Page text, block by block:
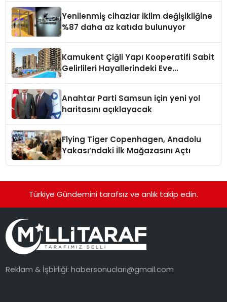
Yenilenmiş cihazlar iklim değişikliğine
%87 daha az katıda bulunuyor
Kamukent Çiğli Yapı Kooperatifi Sabit
Gelirlileri Hayallerindeki Eve
Anahtar Parti Samsun için yeni yol
haritasını açıklayacak
Flying Tiger Copenhagen, Anadolu
Yakası’ndaki İlk Mağazasını Açtı
Türkiye Gündemini tarafsız ve anlık takip edin.
Reklam & İşbirliği:habersonuclari@gmail.com